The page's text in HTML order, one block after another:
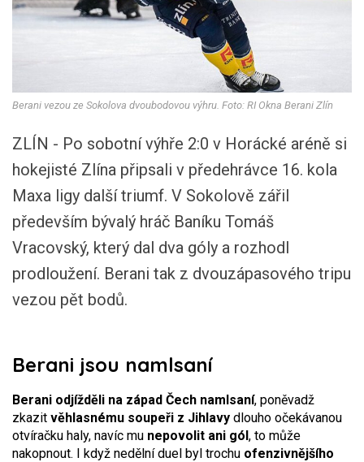
Berani vezou ze Sokolova dvoubodovou výhru. Foto: RI Okna Berani Zlín
ZLÍN - Po sobotní výhře 2:0 v Horácké aréně si
hokejisté Zlína připsali v předehrávce 16. kola
Maxa ligy další triumf. V Sokolově zářil
především bývalý hráč Baníku Tomáš
Vracovský, který dal dva góly a rozhodl
prodloužení. Berani tak z dvouzápasového tripu
vezou pět bodů.
Berani jsou namlsaní
Berani odjížděli na západ Čech namlsaní, poněvadž
zkazit věhlasnému soupeři z Jihlavy dlouho očekávanou
otvíračku haly, navíc mu nepovolit ani gól, to může
nakopnout. I když nedělní duel byl trochu ofenzivnějšího